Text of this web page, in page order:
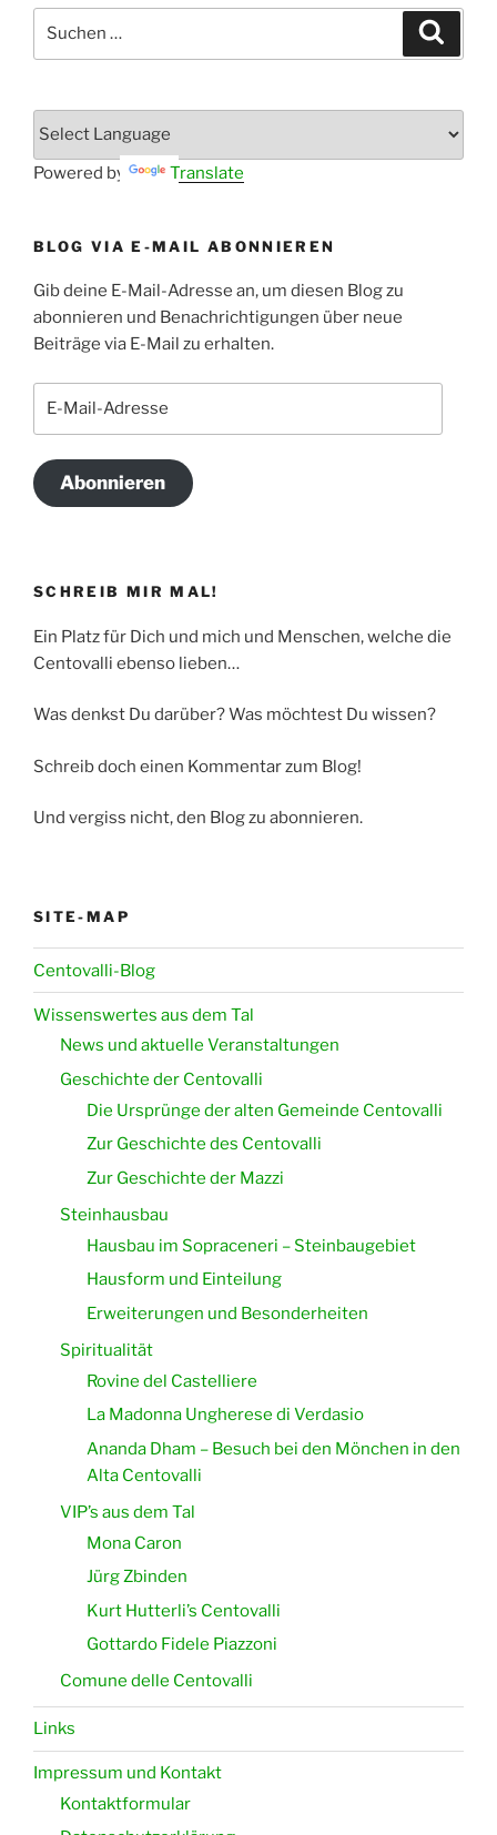
nach:
Powered by Translate
BLOG VIA E-MAIL ABONNIEREN
Gib deine E-Mail-Adresse an, um diesen Blog zu
abonnieren und Benachrichtigungen über neue
Beiträge via E-Mail zu erhalten.
Abonnieren
SCHREIB MIR MAL!
Ein Platz für Dich und mich und Menschen, welche die
Centovalli ebenso lieben…
Was denkst Du darüber? Was möchtest Du wissen?
Schreib doch einen Kommentar zum Blog!
Und vergiss nicht, den Blog zu abonnieren.
SITE-MAP
Centovalli-Blog
Wissenswertes aus dem Tal
News und aktuelle Veranstaltungen
Geschichte der Centovalli
Die Ursprünge der alten Gemeinde Centovalli
Zur Geschichte des Centovalli
Zur Geschichte der Mazzi
Steinhausbau
Hausbau im Sopraceneri – Steinbaugebiet
Hausform und Einteilung
Erweiterungen und Besonderheiten
Spiritualität
Rovine del Castelliere
La Madonna Ungherese di Verdasio
Ananda Dham – Besuch bei den Mönchen in den
Alta Centovalli
VIP’s aus dem Tal
Mona Caron
Jürg Zbinden
Kurt Hutterli’s Centovalli
Gottardo Fidele Piazzoni
Comune delle Centovalli
Links
Impressum und Kontakt
Kontaktformular